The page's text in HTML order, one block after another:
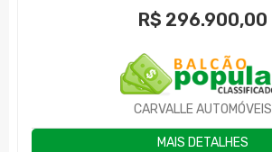
R$ 296.900,00
CARVALLE AUTOMÓVEIS
MAIS DETALHES